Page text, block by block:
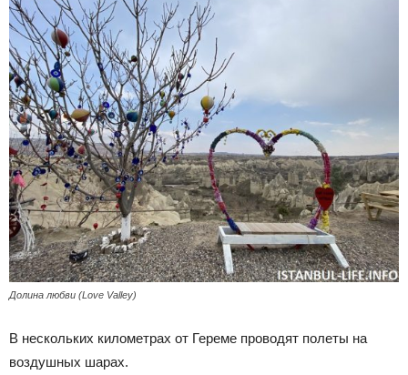
Долина любви (Love Valley)
В нескольких километрах от Гереме проводят полеты на
воздушных шарах.